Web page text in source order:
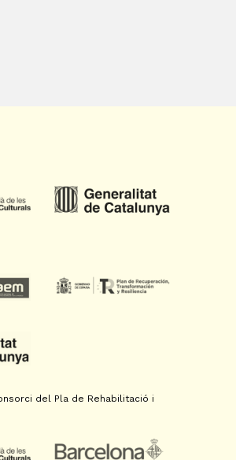
del Pla de Rehabilitació i